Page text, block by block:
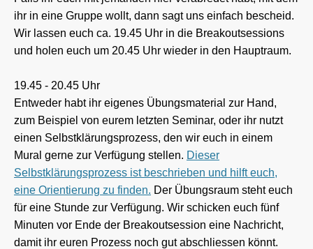
ihr in eine Gruppe wollt, dann sagt uns einfach bescheid.
Wir lassen euch ca. 19.45 Uhr in die Breakoutsessions
und holen euch um 20.45 Uhr wieder in den Hauptraum.
19.45 - 20.45 Uhr
Entweder habt ihr eigenes Übungsmaterial zur Hand,
zum Beispiel von eurem letzten Seminar, oder ihr nutzt
einen Selbstklärungsprozess, den wir euch in einem
Mural gerne zur Verfügung stellen. Dieser
Selbstklärungsprozess ist beschrieben und hilft euch,
eine Orientierung zu finden. Der Übungsraum steht euch
für eine Stunde zur Verfügung. Wir schicken euch fünf
Minuten vor Ende der Breakoutsession eine Nachricht,
damit ihr euren Prozess noch gut abschliessen könnt.